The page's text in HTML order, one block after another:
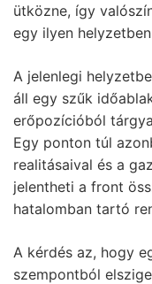
ütközne, így
egy ilyen
A jelenlegi
áll egy szűk
erőpozícióból
Egy ponton túl
realitásaival és a
jelentheti a front
hatalomban tartó
A kérdés az, hogy
szempontból